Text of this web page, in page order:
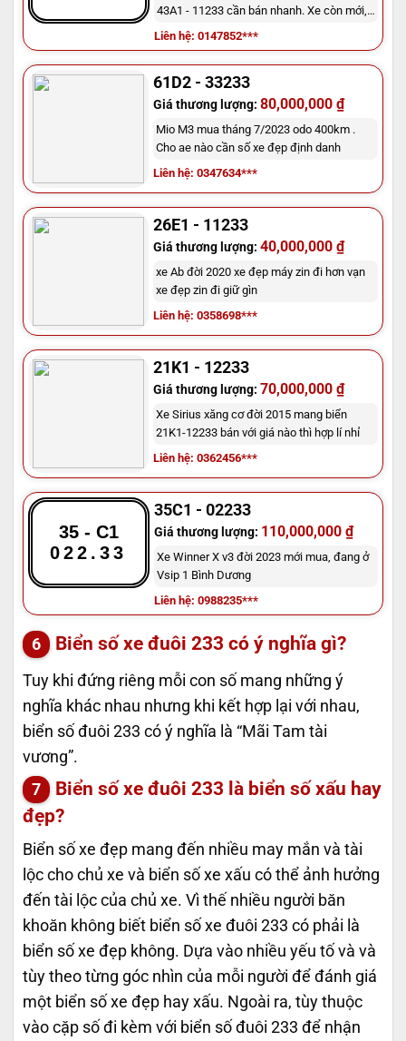
43A1 - 11233 cần bán nhanh. Xe còn mới,
không hư hỏng gì hết. Giá mong muốn là
50 triệu đồng có thể mặc cả. Liên hệ với tôi
qua số điện thoại
Liên hệ: 0147852***
61D2 - 33233
Giá thương lượng:80,000,000 ₫
Mio M3 mua tháng 7/2023 odo 400km .
Cho ae nào cần số xe đẹp định danh
Liên hệ: 0347634***
26E1 - 11233
Giá thương lượng:40,000,000 ₫
xe Ab đời 2020 xe đẹp máy zin đi hơn vạn
xe đẹp zin đi giữ gìn
Liên hệ: 0358698***
21K1 - 12233
Giá thương lượng:70,000,000 ₫
Xe Sirius xăng cơ đời 2015 mang biển
21K1-12233 bán với giá nào thì hợp lí nhỉ
Liên hệ: 0362456***
35 - C1
022.33
35C1 - 02233
Giá thương lượng: 110,000,000 ₫
Xe Winner X v3 đời 2023 mới mua, đang ở
Vsip 1 Bình Dương
Liên hệ: 0988235***
Biển số xe đuôi 233 có ý nghĩa gì?
Tuy khi đứng riêng mỗi con số mang những ý
nghĩa khác nhau nhưng khi kết hợp lại với nhau,
biển số đuôi 233 có ý nghĩa là “Mãi Tam tài
vương”.
Biển số xe đuôi 233 là biển số xấu hay
đẹp?
Biển số xe đẹp mang đến nhiều may mắn và tài
lộc cho chủ xe và biển số xe xấu có thể ảnh hưởng
đến tài lộc của chủ xe. Vì thế nhiều người băn
khoăn không biết biển số xe đuôi 233 có phải là
biển số xe đẹp không. Dựa vào nhiều yếu tố và và
tùy theo từng góc nhìn của mỗi người để đánh giá
một biển số xe đẹp hay xấu. Ngoài ra, tùy thuộc
vào cặp số đi kèm với biển số đuôi 233 để nhận